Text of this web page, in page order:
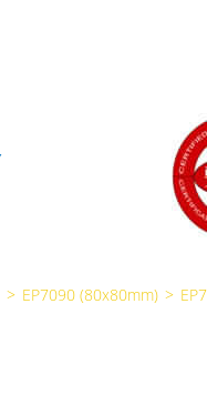
> EP7090 (80x80mm) >